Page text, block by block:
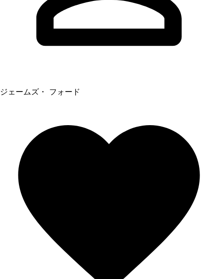
ジェームズ・ フォード